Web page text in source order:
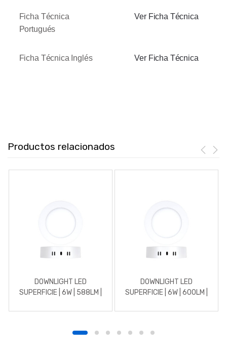
Ficha Técnica
Portugués
Ver Ficha Técnica
Ficha Técnica Inglés Ver Ficha Técnica
Productos relacionados
DOWNLIGHT LED
SUPERFICIE | 6W | 588LM |
BLANCO
DOWNLIGHT LED
SUPERFICIE | 6W | 600LM |